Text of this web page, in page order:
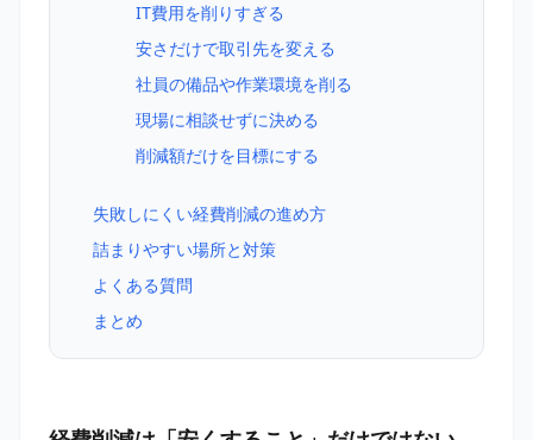
IT費用を削りすぎる
安さだけで取引先を変える
社員の備品や作業環境を削る
現場に相談せずに決める
削減額だけを目標にする
失敗しにくい経費削減の進め方
詰まりやすい場所と対策
よくある質問
まとめ